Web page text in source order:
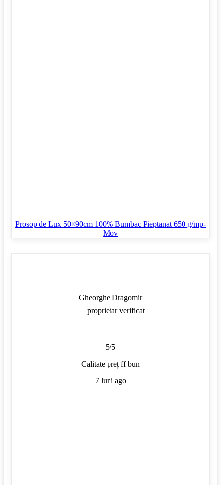
Prosop de Lux 50×90cm 100% Bumbac Pieptanat 650 g/mp-
Mov
Gheorghe Dragomir
proprietar verificat
5/5
Calitate preț ff bun
7 luni ago